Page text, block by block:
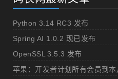
Python 3.14 RC3 发布
Spring AI 1.0.2 现已发布
OpenSSL 3.5.3 发布
苹果：开发者计划所有会员到